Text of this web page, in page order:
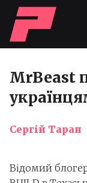
MrBeast
Сергій Таран
Відомий